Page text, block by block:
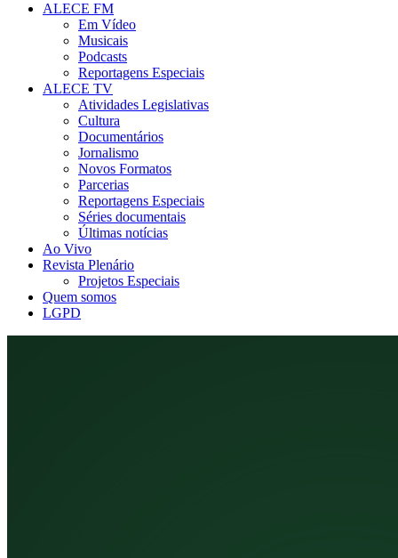
ALECE FM
Em Vídeo
Musicais
Podcasts
Reportagens Especiais
ALECE TV
Atividades Legislativas
Cultura
Documentários
Jornalismo
Novos Formatos
Parcerias
Reportagens Especiais
Séries documentais
Últimas notícias
Ao Vivo
Revista Plenário
Projetos Especiais
Quem somos
LGPD